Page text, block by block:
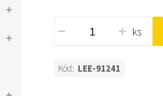
ks
Kód: LEE-91241